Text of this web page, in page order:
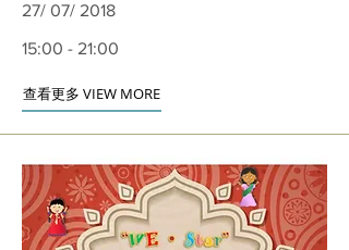
27/ 07/ 2018
15:00 - 21:00
查看更多 VIEW MORE